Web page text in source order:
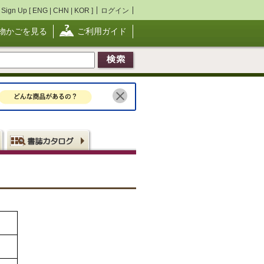
Sign Up [ ENG | CHN | KOR ] ログイン
かごを見る ご利用ガイド